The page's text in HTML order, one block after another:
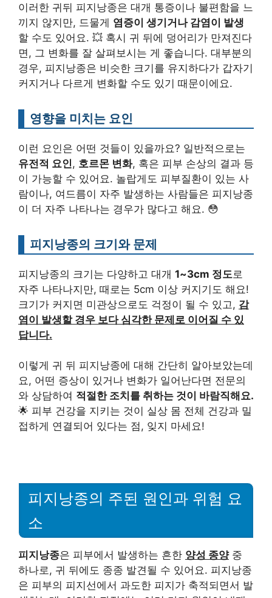
이러한 귀뒤 피지낭종은 대개 통증이나 불편함을 느
끼지 않지만, 드물게 염증이 생기거나 감염이 발생
할 수도 있어요. 💥 혹시 귀 뒤에 덩어리가 만져진다
면, 그 변화를 잘 살펴보시는 게 좋습니다. 대부분의
경우, 피지낭종은 비슷한 크기를 유지하다가 갑자기
커지거나 다르게 변화할 수도 있기 때문이에요.
영향을 미치는 요인
이런 요인은 어떤 것들이 있을까요? 일반적으로는
유전적 요인, 호르몬 변화, 혹은 피부 손상의 결과 등
이 가능할 수 있어요. 놀랍게도 피부질환이 있는 사
람이나, 여드름이 자주 발생하는 사람들은 피지낭종
이 더 자주 나타나는 경우가 많다고 해요. 😳
피지낭종의 크기와 문제
피지낭종의 크기는 다양하고 대개 1~3cm 정도 로
자주 나타나지만, 때로는 5cm 이상 커지기도 해요!
크기가 커지면 미관상으로도 걱정이 될 수 있고, 감
염이 발생할 경우 보다 심각한 문제로 이어질 수 있
답니다.
이렇게 귀 뒤 피지낭종에 대해 간단히 알아보았는데
요, 어떤 증상이 있거나 변화가 일어난다면 전문의
와 상담하여 적절한 조치를 취하는 것이 바람직해요.
🌟 피부 건강을 지키는 것이 실상 몸 전체 건강과 밀
접하게 연결되어 있다는 점, 잊지 마세요!
피지낭종의 주된 원인과 위험 요
소
피지낭종은 피부에서 발생하는 흔한 양성 종양중
하나로, 귀 뒤에도 종종 발견될 수 있어요. 피지낭종
은 피부의 피지선에서 과도한 피지가 축적되면서 발